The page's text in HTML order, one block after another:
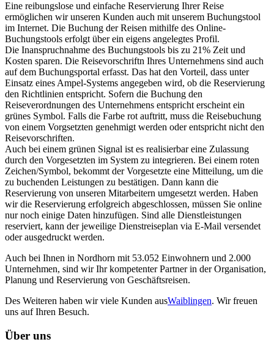
Eine reibungslose und einfache Reservierung Ihrer Reise
ermöglichen wir unseren Kunden auch mit unserem Buchungstool
im Internet. Die Buchung der Reisen mithilfe des Online-
Buchungstools erfolgt über ein eigens angelegtes Profil.
Die Inanspruchnahme des Buchungstools bis zu 21% Zeit und
Kosten sparen. Die Reisevorschriftn Ihres Unternehmens sind auch
auf dem Buchungsportal erfasst. Das hat den Vorteil, dass unter
Einsatz eines Ampel-Systems angegeben wird, ob die Reservierung
den Richtlinien entspricht. Sofern die Buchung den
Reiseverordnungen des Unternehmens entspricht erscheint ein
grünes Symbol. Falls die Farbe rot auftritt, muss die Reisebuchung
von einem Vorgsetzten genehmigt werden oder entspricht nicht den
Reisevorschriften.
Auch bei einem grünen Signal ist es realisierbar eine Zulassung
durch den Vorgesetzten im System zu integrieren. Bei einem roten
Zeichen/Symbol, bekommt der Vorgesetzte eine Mitteilung, um die
zu buchenden Leistungen zu bestätigen. Dann kann die
Reservierung von unseren Mitarbeitern umgesetzt werden. Haben
wir die Reservierung erfolgreich abgeschlossen, müssen Sie online
nur noch einige Daten hinzufügen. Sind alle Dienstleistungen
reserviert, kann der jeweilige Dienstreiseplan via E-Mail versendet
oder ausgedruckt werden.
Auch bei Ihnen in Nordhorn mit 53.052 Einwohnern und 2.000
Unternehmen, sind wir Ihr kompetenter Partner in der Organisation,
Planung und Reservierung von Geschäftsreisen.
Des Weiteren haben wir viele Kunden ausWaiblingen. Wir freuen
uns auf Ihren Besuch.
Über uns